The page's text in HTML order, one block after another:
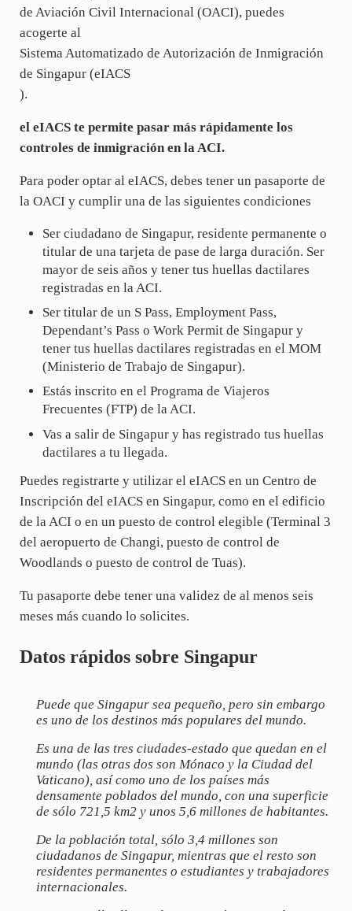
de Aviación Civil Internacional (OACI), puedes
acogerte al
Sistema Automatizado de Autorización de Inmigración
de Singapur (eIACS
).
el eIACS te permite pasar más rápidamente los
controles de inmigración en la ACI.
Para poder optar al eIACS, debes tener un pasaporte de
la OACI y cumplir una de las siguientes condiciones
Ser ciudadano de Singapur, residente permanente o
titular de una tarjeta de pase de larga duración. Ser
mayor de seis años y tener tus huellas dactilares
registradas en la ACI.
Ser titular de un S Pass, Employment Pass,
Dependant’s Pass o Work Permit de Singapur y
tener tus huellas dactilares registradas en el MOM
(Ministerio de Trabajo de Singapur).
Estás inscrito en el Programa de Viajeros
Frecuentes (FTP) de la ACI.
Vas a salir de Singapur y has registrado tus huellas
dactilares a tu llegada.
Puedes registrarte y utilizar el eIACS en un Centro de
Inscripción del eIACS en Singapur, como en el edificio
de la ACI o en un puesto de control elegible (Terminal 3
del aeropuerto de Changi, puesto de control de
Woodlands o puesto de control de Tuas).
Tu pasaporte debe tener una validez de al menos seis
meses más cuando lo solicites.
Datos rápidos sobre Singapur
Puede que Singapur sea pequeño, pero sin embargo
es uno de los destinos más populares del mundo.
Es una de las tres ciudades-estado que quedan en el
mundo (las otras dos son Mónaco y la Ciudad del
Vaticano), así como uno de los países más
densamente poblados del mundo, con una superficie
de sólo 721,5 km2 y unos 5,6 millones de habitantes.
De la población total, sólo 3,4 millones son
ciudadanos de Singapur, mientras que el resto son
residentes permanentes o estudiantes y trabajadores
internacionales.